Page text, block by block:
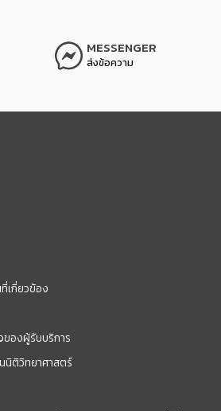
MESSENGER
ส่งข้อความ
เกี่ยวข้อง
องผู้รับบริการ
นิติวิทยาศาสตร์